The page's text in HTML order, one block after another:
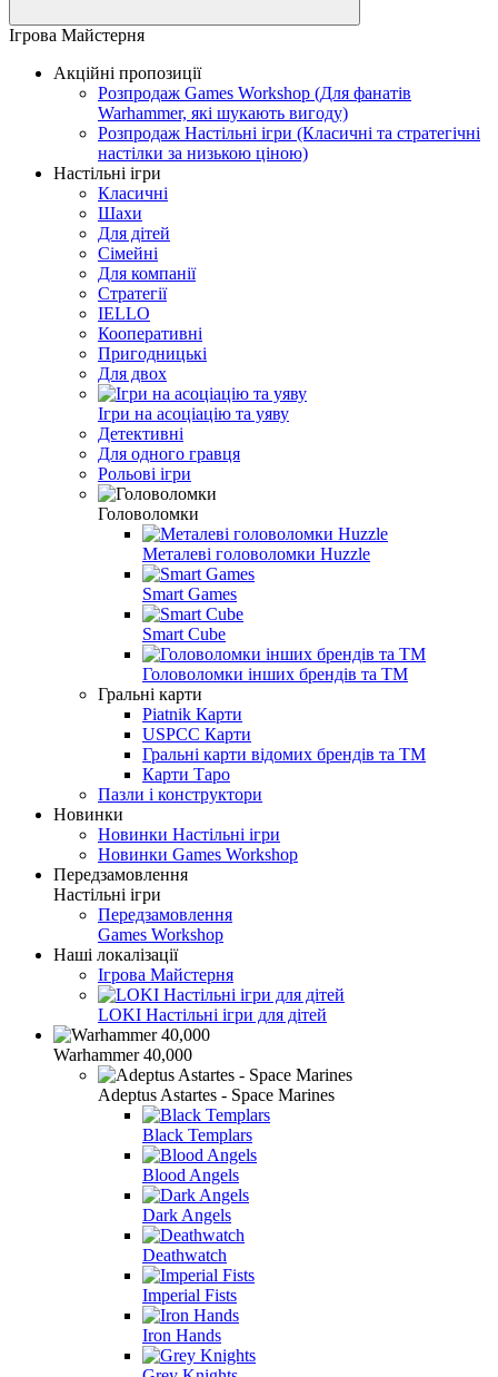
Ігрова Майстерня
Акційні пропозиції
Розпродаж Games Workshop (Для фанатів
Warhammer, які шукають вигоду)
Розпродаж Настільні ігри (Класичні та стратегічні
настілки за низькою ціною)
Настільні ігри
Класичні
Шахи
Для дітей
Сімейні
Для компанії
Стратегії
IELLO
Кооперативні
Пригодницькі
Для двох
Ігри на асоціацію та уяву
Детективні
Для одного гравця
Рольові ігри
Головоломки
Металеві головоломки Huzzle
Smart Games
Smart Cube
Головоломки інших брендів та ТМ
Гральні карти
Piatnik Карти
USPCC Карти
Гральні карти відомих брендів та ТМ
Карти Таро
Пазли і конструктори
Новинки
Новинки Настільні ігри
Новинки Games Workshop
Передзамовлення
Настільні ігри
Передзамовлення
Games Workshop
Наші локалізації
Ігрова Майстерня
LOKI Настільні ігри для дітей
Warhammer 40,000
Adeptus Astartes - Space Marines
Black Templars
Blood Angels
Dark Angels
Deathwatch
Imperial Fists
Iron Hands